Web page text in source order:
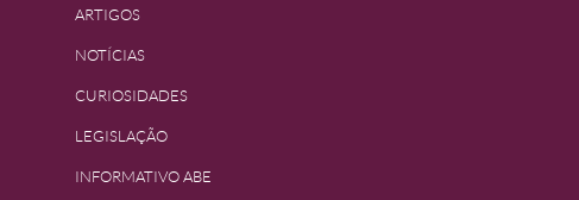
ARTIGOS
NOTÍCIAS
CURIOSIDADES
LEGISLAÇÃO
INFORMATIVO ABE